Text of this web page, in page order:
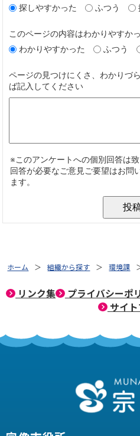
ホーム 組織から探す 環境課
リンク集 プライバシーポ
サイト